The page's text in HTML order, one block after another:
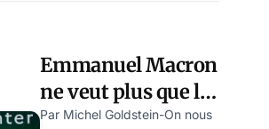
Emmanuel Macron
ne veut plus que les
Français soient
Par Michel Goldstein-On nous